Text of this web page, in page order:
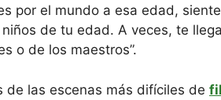
por el mundo a esa edad,
de tu edad. A veces, te
o de los maestros”.
de las escenas más difíciles de